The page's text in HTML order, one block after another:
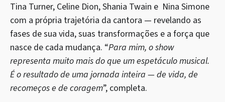
Tina Turner, Celine Dion, Shania Twain e Nina Simone
com a própria trajetória da cantora — revelando as
fases de sua vida, suas transformações e a força que
nasce de cada mudança. “Para mim, o show
representa muito mais do que um espetáculo musical.
É o resultado de uma jornada inteira — de vida, de
recomeços e de coragem”, completa.